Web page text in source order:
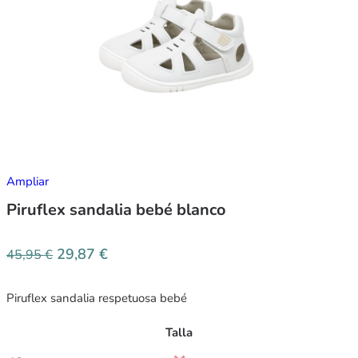
Ampliar
Piruflex sandalia bebé blanco
45,95€ 29,87 €
Piruflex sandalia respetuosa bebé
Talla